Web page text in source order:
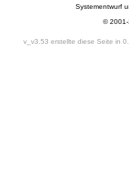
Systementwurf
©
v_v3.53 erstellte diese Seite in